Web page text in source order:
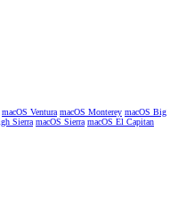
macOS Ventura macOS Monterey macOS Big
Sierra macOS Sierra macOS El Capitan